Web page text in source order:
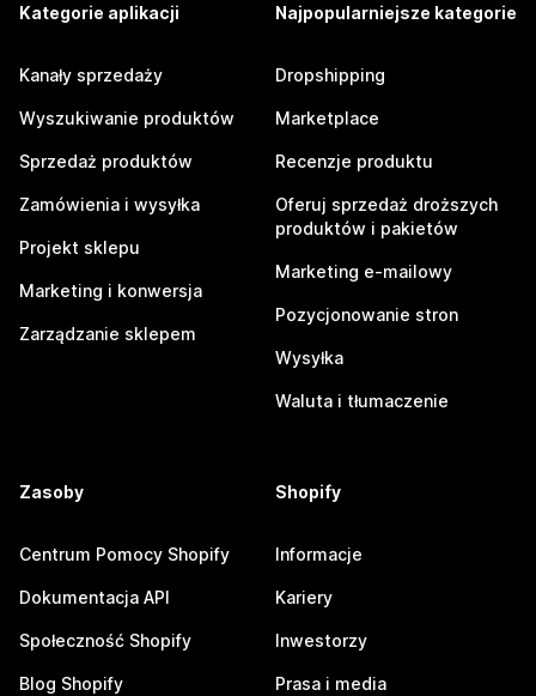
Kategorie aplikacji
Kanały sprzedaży
Wyszukiwanie produktów
Sprzedaż produktów
Zamówienia i wysyłka
Projekt sklepu
Marketing i konwersja
Zarządzanie sklepem
Najpopularniejsze kategorie
Dropshipping
Marketplace
Recenzje produktu
Oferuj sprzedaż droższych
produktów i pakietów
Marketing e-mailowy
Pozycjonowanie stron
Wysyłka
Waluta i tłumaczenie
Zasoby
Centrum Pomocy Shopify
Dokumentacja API
Społeczność Shopify
Blog Shopify
Shopify
Informacje
Kariery
Inwestorzy
Prasa i media